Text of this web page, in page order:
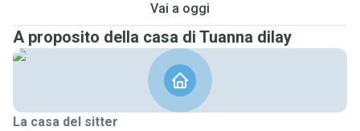
Vai a oggi
A proposito della casa di Tuanna dilay
La casa del sitter